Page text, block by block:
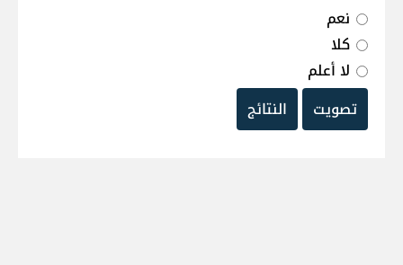
نعم
كلا
لا أعلم
تصويت
النتائج